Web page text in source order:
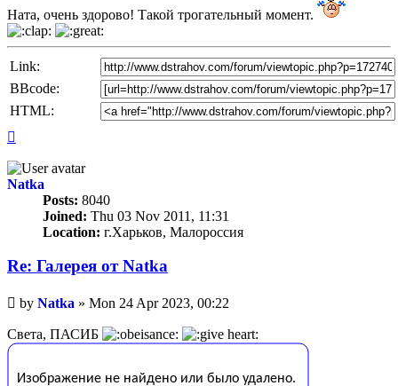
Ната, очень здорово! Такой трогательный момент.
Link:
BBcode:
HTML:
Natka
Posts: 8040
Joined: Thu 03 Nov 2011, 11:31
Location: г.Харьков, Малороссия
Re: Галерея от Natka
Unread
post
by Natka » Mon 24 Apr 2023, 00:22
Света, ПАСИБ